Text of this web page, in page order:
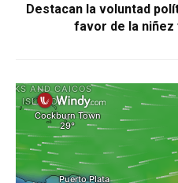
Destacan la voluntad
favor de la niñez